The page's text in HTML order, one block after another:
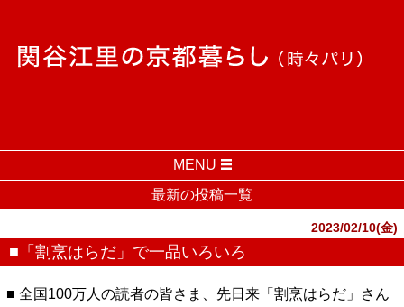
MENU
最新の投稿一覧
2023/02/10(金)
■「割烹はらだ」で一品いろいろ
■ 全国100万人の読者の皆さま、先日来「割烹はらだ」さん